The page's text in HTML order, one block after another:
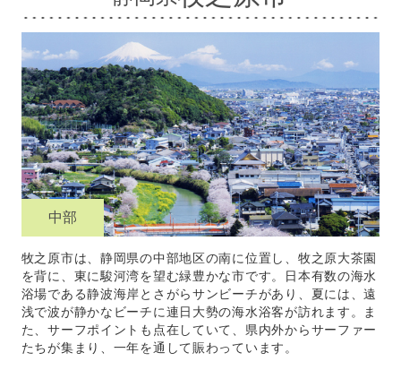
中部
牧之原市は、静岡県の中部地区の南に位置し、牧之原大茶園
を背に、東に駿河湾を望む緑豊かな市です。日本有数の海水
浴場である静波海岸とさがらサンビーチがあり、夏には、遠
浅で波が静かなビーチに連日大勢の海水浴客が訪れます。ま
た、サーフポイントも点在していて、県内外からサーファー
たちが集まり、一年を通して賑わっています。